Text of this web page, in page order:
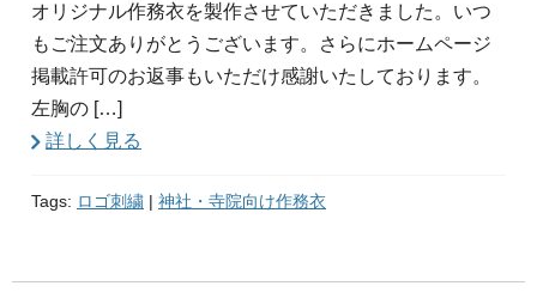
オリジナル作務衣を製作させていただきました。いつ
もご注文ありがとうございます。さらにホームページ
掲載許可のお返事もいただけ感謝いたしております。
左胸の […]
詳しく見る
Tags: ロゴ刺繍 | 神社・寺院向け作務衣